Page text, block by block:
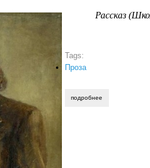
Рассказ
Tags:
Проза
подробнее